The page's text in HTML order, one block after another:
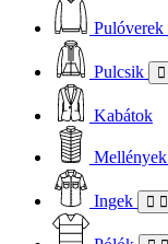
Pulóverek
Pulcsik
Kabátok
Mellények
Ingek